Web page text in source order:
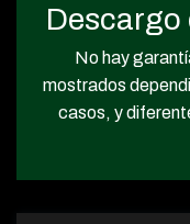
Descargo
No hay
mostrados
casos, y